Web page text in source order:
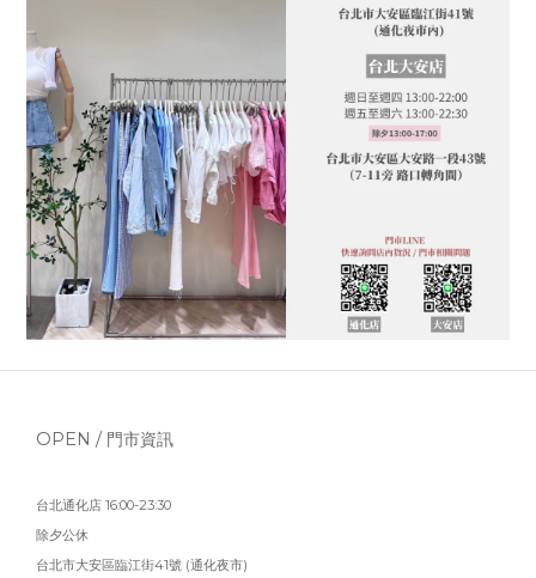
OPEN / 門市資訊
台北通化店 16:00-23:30
除夕公休
台北市大安區臨江街41號 (通化夜市)